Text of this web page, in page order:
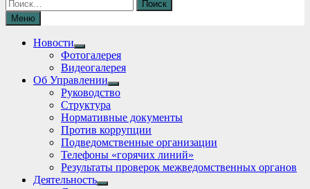
Меню
Новости
Show
sub
menu
Фотогалерея
Видеогалерея
Об Управлении
Show
sub
Руководство
Структура
Нормативные документы
Против коррупции
Подведомственные организации
Телефоны «горячих линий»
Результаты проверок межведомственных органов
Деятельность